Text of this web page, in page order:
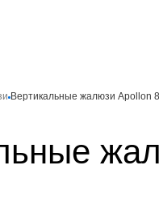
Вертикальные жалюзи Apollon